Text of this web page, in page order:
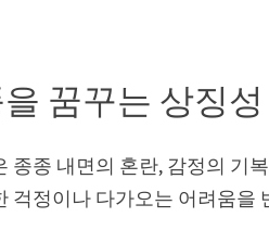
꿈꾸는 상징성
종종 내면의 혼란, 감정의 기
걱정이나 다가오는 어려움을